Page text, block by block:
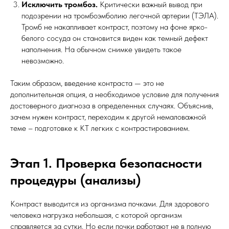
Исключить тромбоз. Критически важный вывод при
подозрении на тромбоэмболию легочной артерии (ТЭЛА).
Тромб не накапливает контраст, поэтому на фоне ярко-
белого сосуда он становится виден как темный дефект
наполнения. На обычном снимке увидеть такое
невозможно.
Таким образом, введение контраста — это не
дополнительная опция, а необходимое условие для получения
достоверного диагноза в определенных случаях. Объяснив,
зачем нужен контраст, переходим к другой немаловажной
теме – подготовке к КТ легких с контрастированием.
Этап 1. Проверка безопасности
процедуры (анализы)
Контраст выводится из организма почками. Для здорового
человека нагрузка небольшая, с которой организм
справляется за сутки. Но если почки работают не в полную